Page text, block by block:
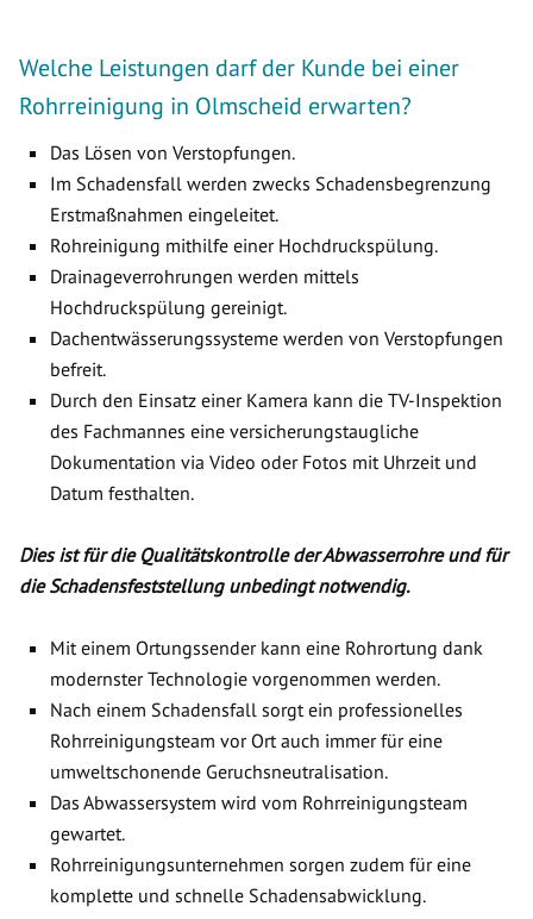
Welche Leistungen darf der Kunde bei einer
Rohrreinigung in Olmscheid erwarten?
Das Lösen von Verstopfungen.
Im Schadensfall werden zwecks Schadensbegrenzung
Erstmaßnahmen eingeleitet.
Rohreinigung mithilfe einer Hochdruckspülung.
Drainageverrohrungen werden mittels
Hochdruckspülung gereinigt.
Dachentwässerungssysteme werden von Verstopfungen
befreit.
Durch den Einsatz einer Kamera kann die TV-Inspektion
des Fachmannes eine versicherungstaugliche
Dokumentation via Video oder Fotos mit Uhrzeit und
Datum festhalten.
Dies ist für die Qualitätskontrolle der Abwasserrohre und für
die Schadensfeststellung unbedingt notwendig.
Mit einem Ortungssender kann eine Rohrortung dank
modernster Technologie vorgenommen werden.
Nach einem Schadensfall sorgt ein professionelles
Rohrreinigungsteam vor Ort auch immer für eine
umweltschonende Geruchsneutralisation.
Das Abwassersystem wird vom Rohrreinigungsteam
gewartet.
Rohrreinigungsunternehmen sorgen zudem für eine
komplette und schnelle Schadensabwicklung.